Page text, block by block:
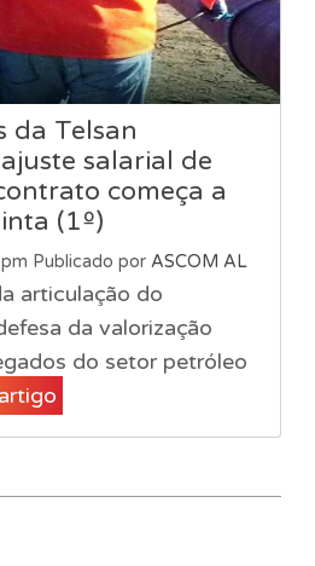
da Telsan
salarial de
começa a
(1º)
Publicado por ASCOM AL
articulação do
da valorização
do setor petróleo